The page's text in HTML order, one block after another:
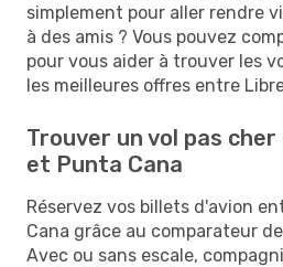
simplement pour aller rendre
à des amis ? Vous pouvez
pour vous aider à trouver les
les meilleures offres entre
Trouver un vol pas
et Punta Cana
Réservez vos billets d'avion
Cana grâce au comparateur
Avec ou sans escale,